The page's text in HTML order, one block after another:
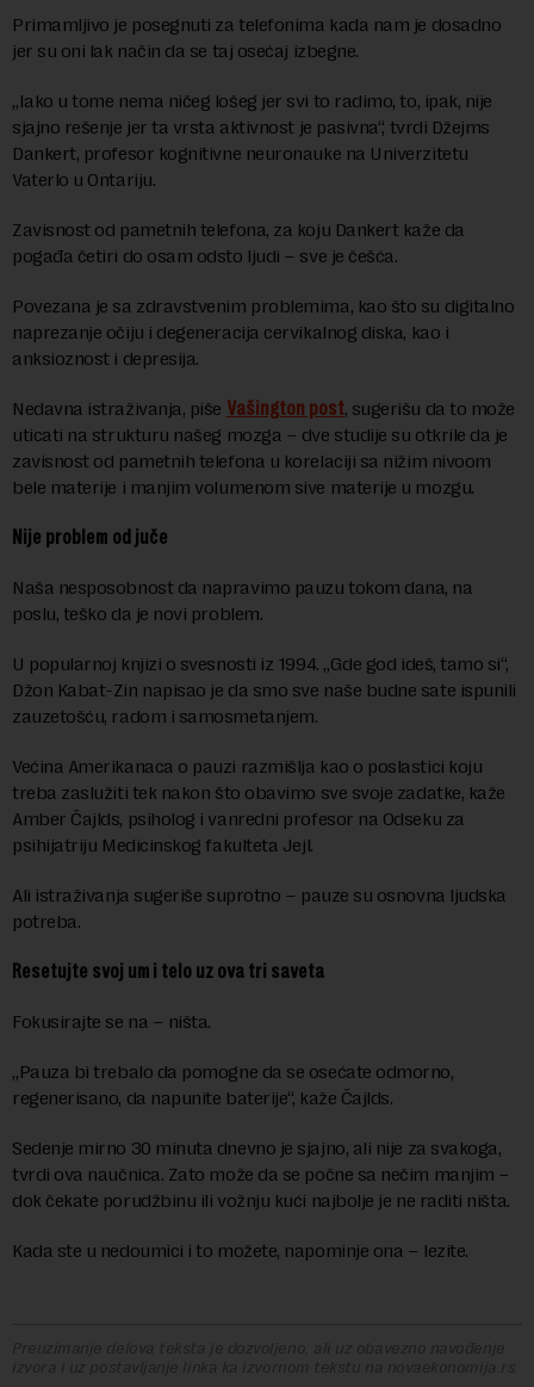
Primamljivo je posegnuti za telefonima kada nam je dosadno
jer su oni lak način da se taj osećaj izbegne.
„Iako u tome nema ničeg lošeg jer svi to radimo, to, ipak, nije
sjajno rešenje jer ta vrsta aktivnost je pasivna“, tvrdi Džejms
Dankert, profesor kognitivne neuronauke na Univerzitetu
Vaterlo u Ontariju.
Zavisnost od pametnih telefona, za koju Dankert kaže da
pogađa četiri do osam odsto ljudi – sve je češća.
Povezana je sa zdravstvenim problemima, kao što su digitalno
naprezanje očiju i degeneracija cervikalnog diska, kao i
anksioznost i depresija.
Nedavna istraživanja, piše Vašington post, sugerišu da to može
uticati na strukturu našeg mozga – dve studije su otkrile da je
zavisnost od pametnih telefona u korelaciji sa nižim nivoom
bele materije i manjim volumenom sive materije u mozgu.
Nije problem od juče
Naša nesposobnost da napravimo pauzu tokom dana, na
poslu, teško da je novi problem.
U popularnoj knjizi o svesnosti iz 1994. „Gde god ideš, tamo si“,
Džon Kabat-Zin napisao je da smo sve naše budne sate ispunili
zauzetošću, radom i samosmetanjem.
Većina Amerikanaca o pauzi razmišlja kao o poslastici koju
treba zaslužiti tek nakon što obavimo sve svoje zadatke, kaže
Amber Čajlds, psiholog i vanredni profesor na Odseku za
psihijatriju Medicinskog fakulteta Jejl.
Ali istraživanja sugeriše suprotno – pauze su osnovna ljudska
potreba.
Resetujte svoj um i telo uz ova tri saveta
Fokusirajte se na – ništa.
„Pauza bi trebalo da pomogne da se osećate odmorno,
regenerisano, da napunite baterije“, kaže Čajlds.
Sedenje mirno 30 minuta dnevno je sjajno, ali nije za svakoga,
tvrdi ova naučnica. Zato može da se počne sa nečim manjim –
dok čekate porudžbinu ili vožnju kući najbolje je ne raditi ništa.
Kada ste u nedoumici i to možete, napominje ona – lezite.
Preuzimanje delova teksta je dozvoljeno, ali uz obavezno navođenje
izvora i uz postavljanje linka ka izvornom tekstu na novaekonomija.rs